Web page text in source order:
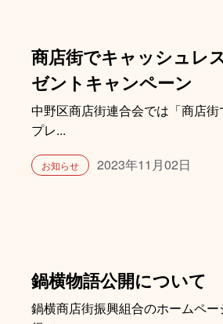
商店街でキャッシュレ
ゼントキャンペーン
中野区商店街連合会では「商店
プレ...
お知らせ 2023年11月02日
鍋横物語公開について
鍋横商店街振興組合のホームペ